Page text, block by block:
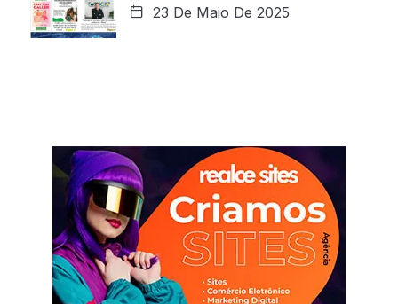
23 De Maio De 2025